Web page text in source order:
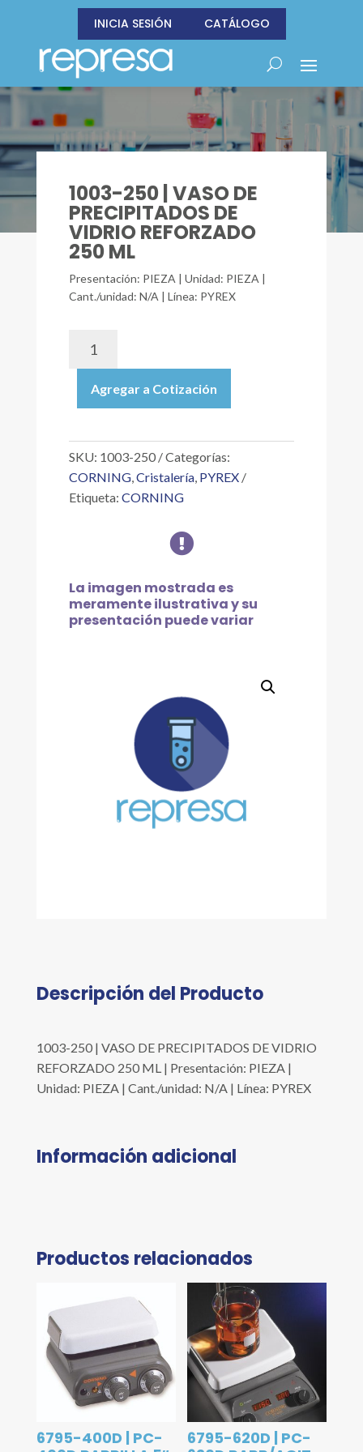
INICIA SESIÓN CATÁLOGO
1003-250 | VASO DE
PRECIPITADOS DE
VIDRIO REFORZADO
250 ML
Presentación: PIEZA | Unidad: PIEZA |
Cant./unidad: N/A | Línea: PYREX
VASO
DE
DE
REFORZADO
250
Agregar a Cotización
SKU: 1003-250
Categorías:
CORNING,Cristalería, PYREX
Etiqueta: CORNING

La imagen mostrada es
meramente ilustrativa y su
presentación puede variar
Descripción del Producto
1003-250 | VASO DE PRECIPITADOS DE VIDRIO
REFORZADO 250 ML | Presentación: PIEZA |
Unidad: PIEZA | Cant./unidad: N/A | Línea: PYREX
Información adicional
Productos relacionados
6795-400D | PC-
6795-620D | PC-